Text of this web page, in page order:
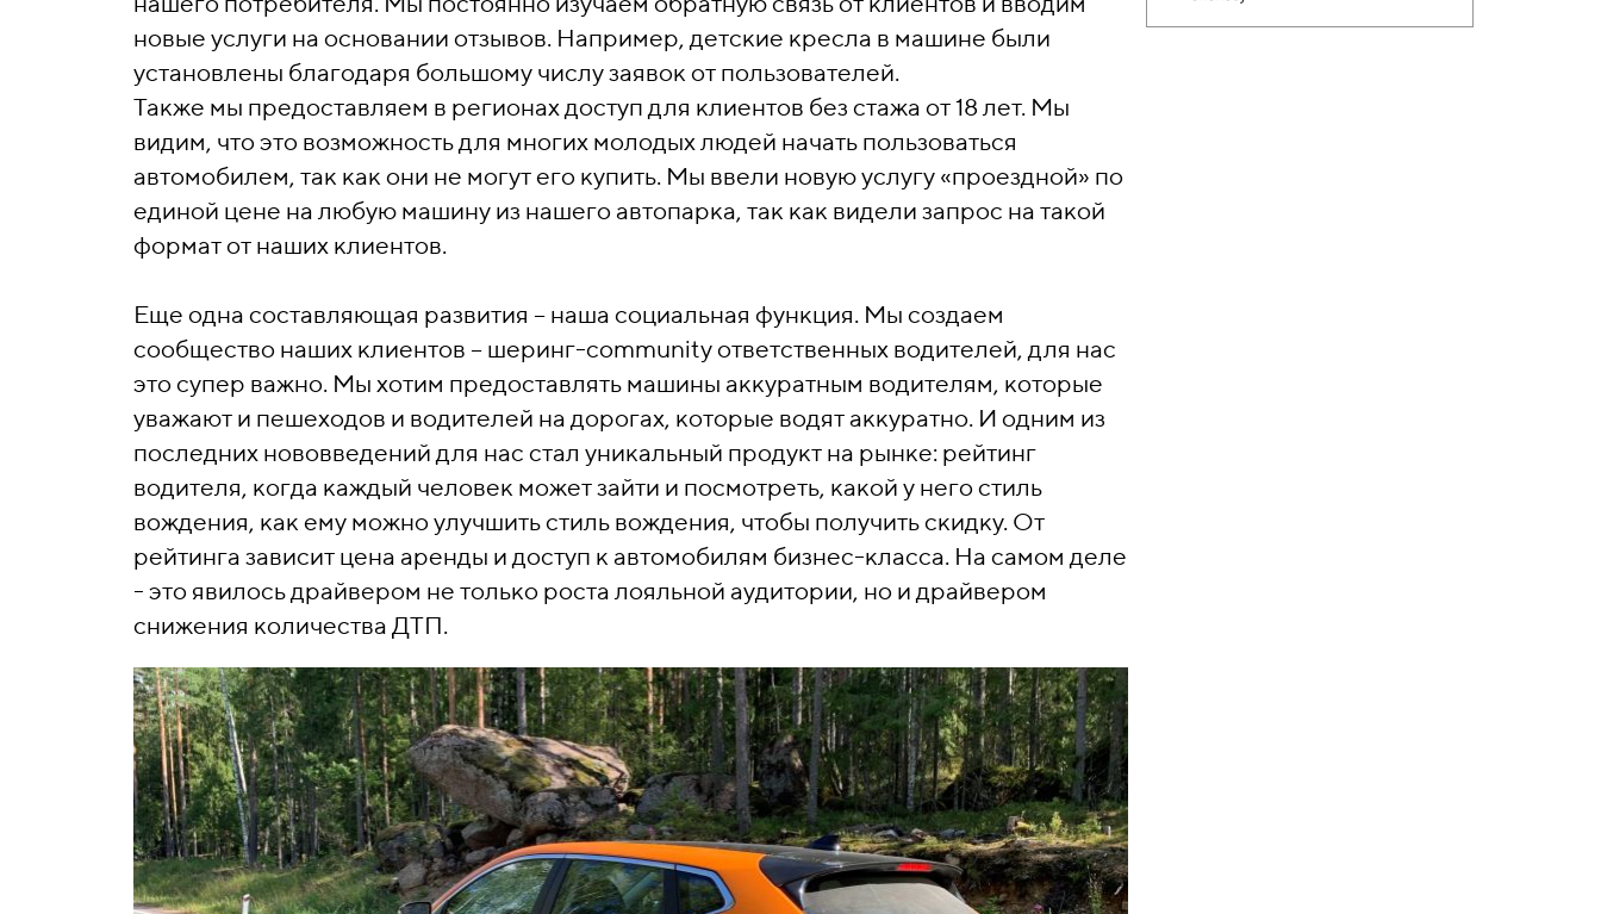
новые услуги на основании отзывов. Например, детские кресла в машине были
установлены благодаря большому числу заявок от пользователей.
Также мы предоставляем в регионах доступ для клиентов без стажа от 18 лет. Мы
видим, что это возможность для многих молодых людей начать пользоваться
автомобилем, так как они не могут его купить. Мы ввели новую услугу «проездной» по
единой цене на любую машину из нашего автопарка, так как видели запрос на такой
формат от наших клиентов.
Еще одна составляющая развития – наша социальная функция. Мы создаем
сообщество наших клиентов – шеринг-community ответственных водителей, для нас
это супер важно. Мы хотим предоставлять машины аккуратным водителям, которые
уважают и пешеходов и водителей на дорогах, которые водят аккуратно. И одним из
последних нововведений для нас стал уникальный продукт на рынке: рейтинг
водителя, когда каждый человек может зайти и посмотреть, какой у него стиль
вождения, как ему можно улучшить стиль вождения, чтобы получить скидку. От
рейтинга зависит цена аренды и доступ к автомобилям бизнес-класса. На самом деле
- это явилось драйвером не только роста лояльной аудитории, но и драйвером
снижения количества ДТП.